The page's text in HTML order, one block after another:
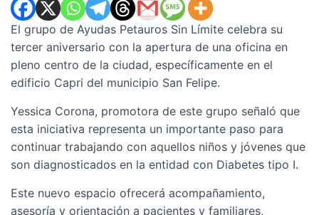
El grupo de Ayudas Petauros Sin Límite celebra su
tercer aniversario con la apertura de una oficina en
pleno centro de la ciudad, específicamente en el
edificio Capri del municipio San Felipe.
Yessica Corona, promotora de este grupo señaló que
esta iniciativa representa un importante paso para
continuar trabajando con aquellos niños y jóvenes que
son diagnosticados en la entidad con Diabetes tipo I.
Este nuevo espacio ofrecerá acompañamiento,
asesoría y orientación a pacientes y familiares,